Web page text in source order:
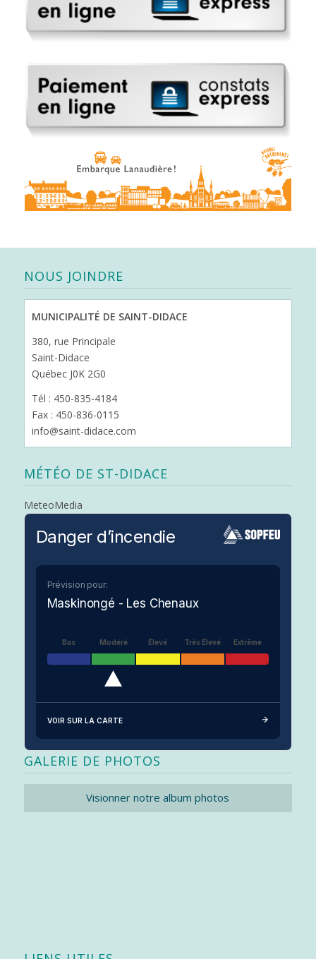
NOUS JOINDRE
MUNICIPALITÉ DE SAINT-DIDACE
380, rue Principale
Saint-Didace
Québec J0K 2G0
Tél : 450-835-4184
Fax : 450-836-0115
info@saint-didace.com
MÉTÉO DE ST-DIDACE
MeteoMedia
Danger d’incendie
Prévision pour:
Maskinongé - Les Chenaux
Bas Modéré Élevé Très Élevé Extrême
VOIR SUR LA CARTE
GALERIE DE PHOTOS
Visionner notre album photos